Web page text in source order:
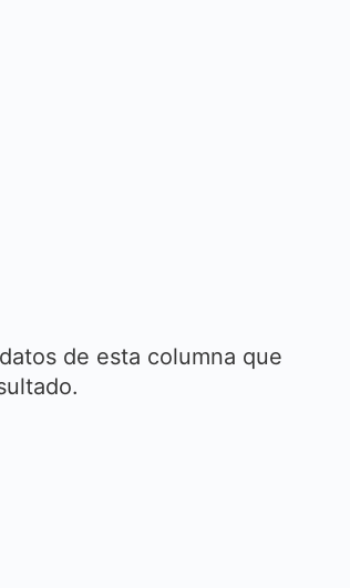
de esta columna que